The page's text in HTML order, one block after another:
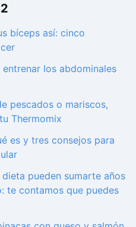
bíceps así: cinco
los abdominales
pescados o mariscos,
Thermomix
es y tres consejos para
pueden sumarte años
te contamos que puedes